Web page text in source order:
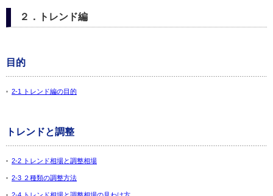
２．トレンド編
目的
2-1 トレンド編の目的
トレンドと調整
2-2 トレンド相場と調整相場
2-3 ２種類の調整方法